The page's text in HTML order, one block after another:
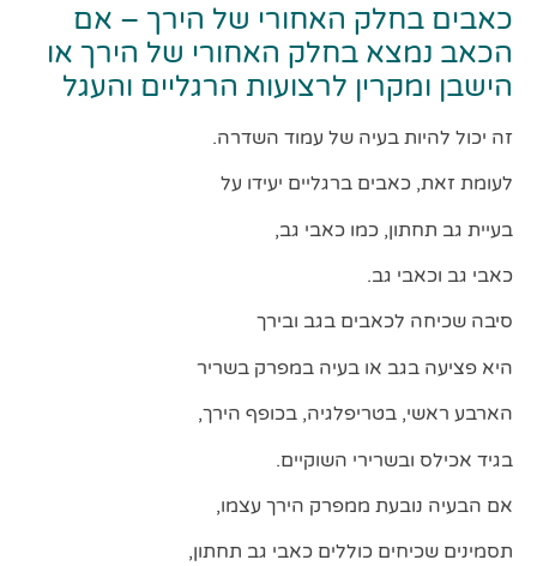
כאבים בחלק האחורי של הירך – אם
הכאב נמצא בחלק האחורי של הירך או
הישבן ומקרין לרצועות הרגליים והעגל
זה יכול להיות בעיה של עמוד השדרה.
לעומת זאת, כאבים ברגליים יעידו על
בעיית גב תחתון, כמו כאבי גב,
כאבי גב וכאבי גב.
סיבה שכיחה לכאבים בגב ובירך
היא פציעה בגב או בעיה במפרק בשריר
הארבע ראשי, בטריפלגיה, בכופף הירך,
בגיד אכילס ובשרירי השוקיים.
אם הבעיה נובעת ממפרק הירך עצמו,
תסמינים שכיחים כוללים כאבי גב תחתון,